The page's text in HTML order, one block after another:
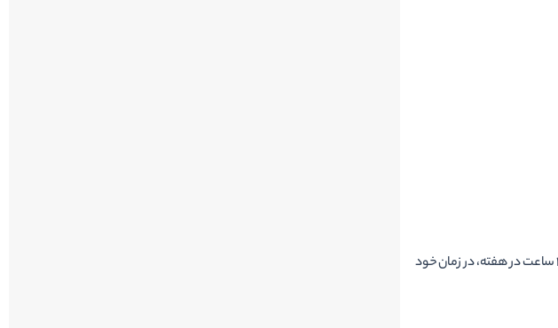
مطالعات نشان می­‌دهد گروهی از شرکت­‌های حقوقی که از طریق ویدئو کنفرانس با مشتریان خود ارتباط برقرار می­‌کنند، بیش از 10 ساعت در هفته، در زمان خود